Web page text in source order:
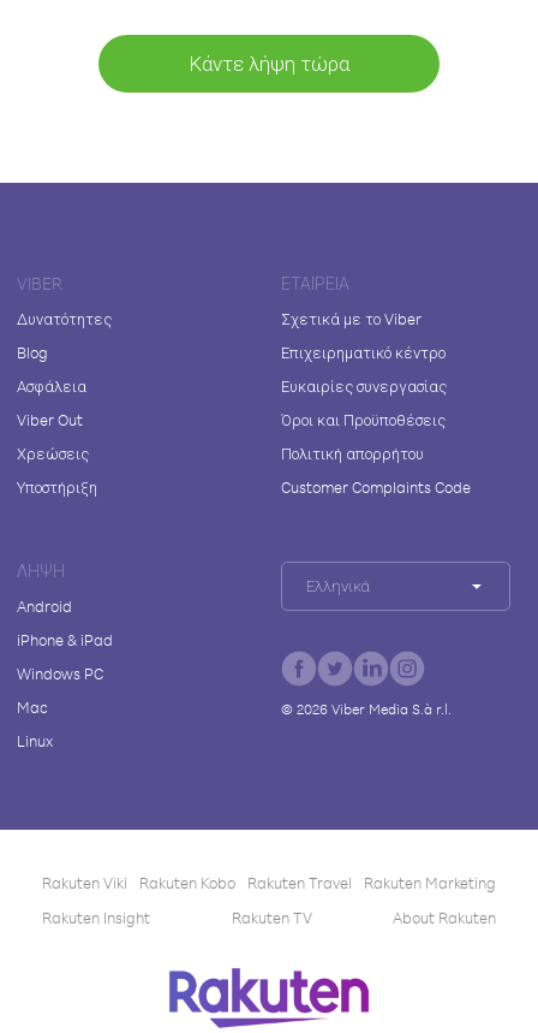
Κάντε λήψη τώρα
VIBER
Δυνατότητες
Blog
Ασφάλεια
Viber Out
Χρεώσεις
Υποστήριξη
ΕΤΑΙΡΕΊΑ
Σχετικά με το Viber
Επιχειρηματικό κέντρο
Ευκαιρίες συνεργασίας
Όροι και Προϋποθέσεις
Πολιτική απορρήτου
Customer Complaints Code
ΛΉΨΗ
Android
iPhone & iPad
Windows PC
Mac
Linux
Ελληνικά
© 2026Viber Media S.à r.l.
Rakuten Viki Rakuten Kobo Rakuten Travel
Rakuten Marketing
Rakuten Insight
Rakuten TV About Rakuten